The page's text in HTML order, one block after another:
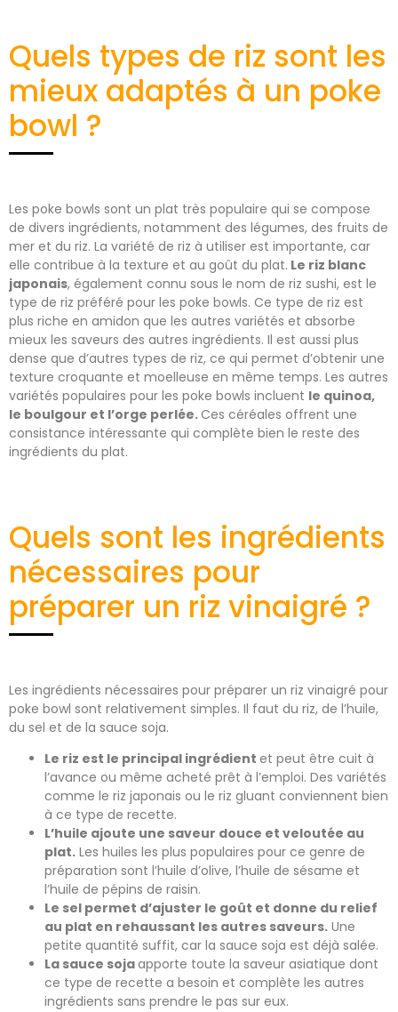
Quels types de riz sont les
mieux adaptés à un poke
bowl ?
Les poke bowls sont un plat très populaire qui se compose
de divers ingrédients, notamment des légumes, des fruits de
mer et du riz. La variété de riz à utiliser est importante, car
elle contribue à la texture et au goût du plat. Le riz blanc
japonais, également connu sous le nom de riz sushi, est le
type de riz préféré pour les poke bowls. Ce type de riz est
plus riche en amidon que les autres variétés et absorbe
mieux les saveurs des autres ingrédients. Il est aussi plus
dense que d’autres types de riz, ce qui permet d’obtenir une
texture croquante et moelleuse en même temps. Les autres
variétés populaires pour les poke bowls incluent le quinoa,
le boulgour et l’orge perlée.Ces céréales offrent une
consistance intéressante qui complète bien le reste des
ingrédients du plat.
Quels sont les ingrédients
nécessaires pour
préparer un riz vinaigré ?
Les ingrédients nécessaires pour préparer un riz vinaigré pour
poke bowl sont relativement simples. Il faut du riz, de l’huile,
du sel et de la sauce soja.
Le riz est le principal ingrédient et peut être cuit à
l’avance ou même acheté prêt à l’emploi. Des variétés
comme le riz japonais ou le riz gluant conviennent bien
à ce type de recette.
L’huile ajoute une saveur douce et veloutée au
plat. Les huiles les plus populaires pour ce genre de
préparation sont l’huile d’olive, l’huile de sésame et
l’huile de pépins de raisin.
Le sel permet d’ajuster le goût et donne du relief
au plat en rehaussant les autres saveurs. Une
petite quantité suffit, car la sauce soja est déjà salée.
La sauce sojaapporte toute la saveur asiatique dont
ce type de recette a besoin et complète les autres
ingrédients sans prendre le pas sur eux.